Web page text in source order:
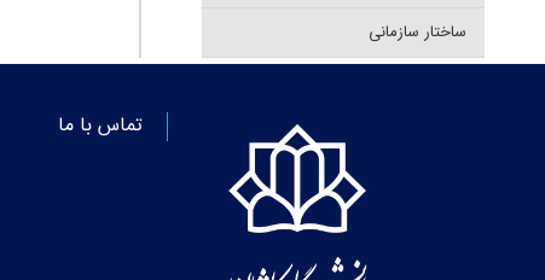
ساختار سازمانی
تماس با ما